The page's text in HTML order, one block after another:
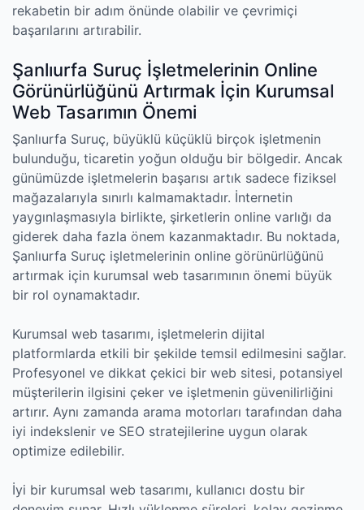
rekabetin bir adım önünde olabilir ve çevrimiçi
başarılarını artırabilir.
Şanlıurfa Suruç İşletmelerinin Online
Görünürlüğünü Artırmak İçin Kurumsal
Web Tasarımın Önemi
Şanlıurfa Suruç, büyüklü küçüklü birçok işletmenin
bulunduğu, ticaretin yoğun olduğu bir bölgedir. Ancak
günümüzde işletmelerin başarısı artık sadece fiziksel
mağazalarıyla sınırlı kalmamaktadır. İnternetin
yaygınlaşmasıyla birlikte, şirketlerin online varlığı da
giderek daha fazla önem kazanmaktadır. Bu noktada,
Şanlıurfa Suruç işletmelerinin online görünürlüğünü
artırmak için kurumsal web tasarımının önemi büyük
bir rol oynamaktadır.
Kurumsal web tasarımı, işletmelerin dijital
platformlarda etkili bir şekilde temsil edilmesini sağlar.
Profesyonel ve dikkat çekici bir web sitesi, potansiyel
müşterilerin ilgisini çeker ve işletmenin güvenilirliğini
artırır. Aynı zamanda arama motorları tarafından daha
iyi indekslenir ve SEO stratejilerine uygun olarak
optimize edilebilir.
İyi bir kurumsal web tasarımı, kullanıcı dostu bir